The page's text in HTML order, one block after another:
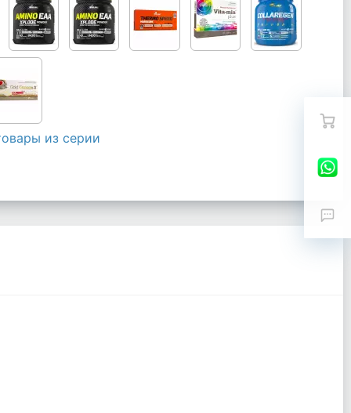
из серии